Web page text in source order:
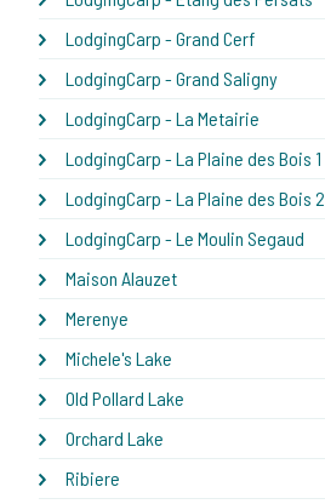
LodgingCarp - Grand Cerf
LodgingCarp - Grand Saligny
LodgingCarp - La Metairie
LodgingCarp - La Plaine des Bois 1
LodgingCarp - La Plaine des Bois 2
LodgingCarp - Le Moulin Segaud
Maison Alauzet
Merenye
Michele's Lake
Old Pollard Lake
Orchard Lake
Ribiere